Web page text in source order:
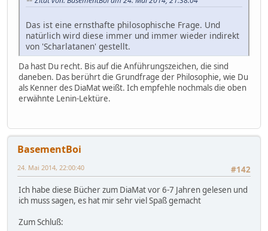
Das ist eine ernsthafte philosophische Frage. Und
natürlich wird diese immer und immer wieder indirekt
von 'Scharlatanen' gestellt.
Da hast Du recht. Bis auf die Anführungszeichen, die sind
daneben. Das berührt die Grundfrage der Philosophie, wie Du
als Kenner des DiaMat weißt. Ich empfehle nochmals die oben
erwähnte Lenin-Lektüre.
BasementBoi
#142
24. Mai 2014, 22:00:40
Ich habe diese Bücher zum DiaMat vor 6-7 Jahren gelesen und
ich muss sagen, es hat mir sehr viel Spaß gemacht
Zum Schluß: